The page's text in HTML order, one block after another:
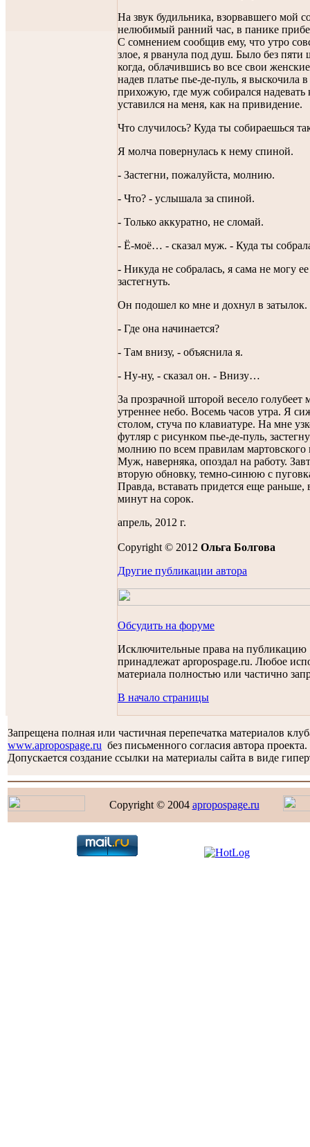
На звук будильника, взорвавшего мой
нелюбимый ранний час, в панике
С сомнением сообщив ему, что утро
злое, я рванула под душ. Было без пяти
когда, облачившись во все свои
надев платье пье-де-пуль, я выскочила в
прихожую, где муж собирался надевать
уставился на меня, как на привидение.
Что случилось? Куда ты собираешься
Я молча повернулась к нему спиной.
- Застегни, пожалуйста, молнию.
- Что? - услышала за спиной.
- Только аккуратно, не сломай.
- Ё-моё… - сказал муж. - Куда ты
- Никуда не собралась, я сама не могу ее
застегнуть.
Он подошел ко мне и дохнул в затылок.
- Где она начинается?
- Там внизу, - объяснила я.
- Ну-ну, - сказал он. - Внизу…
За прозрачной шторой весело голубеет
утреннее небо. Восемь часов утра. Я
столом, стуча по клавиатуре. На мне
футляр с рисунком пье-де-пуль,
молнию по всем правилам мартовского
Муж, наверняка, опоздал на работу.
вторую обновку, темно-синюю с
Правда, вставать придется еще раньше,
минут на сорок.
апрель, 2012 г.
Copyright © 2012 Ольга Болгова
Другие публикации автора
Обсудить на форуме
Исключительные права на публикацию
принадлежат apropospage.ru. Любое
материала полностью или частично
В начало страницы
Запрещена полная или частичная перепечатка материалов
www.apropospage.ru без письменного согласия автора проекта.
Допускается создание ссылки на материалы сайта в виде
Copyright © 2004 apropospage.ru